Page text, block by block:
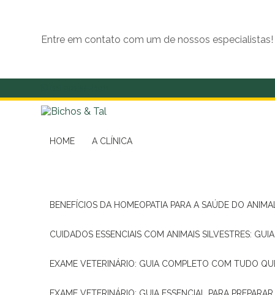
Entre em contato com um de nossos especialistas!
HOME A CLÍNICA
BENEFÍCIOS DA HOMEOPATIA PARA A SAÚDE DO
CUIDADOS ESSENCIAIS COM ANIMAIS SILVESTRES:
EXAME VETERINÁRIO: GUIA COMPLETO COM TUDO